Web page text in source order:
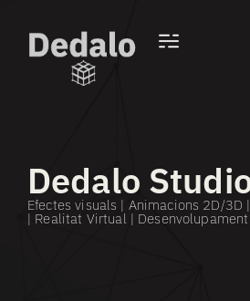
Dedalo
Efectes visuals | Animacions 2D/3D
| Realitat Virtual |